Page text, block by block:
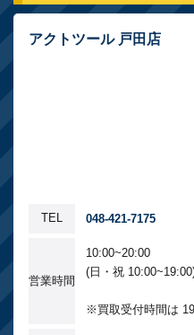
アクトツール 戸田店
TEL 048-421-7175
営業時間
10:00~20:00
(日・祝
※買取受付時間は